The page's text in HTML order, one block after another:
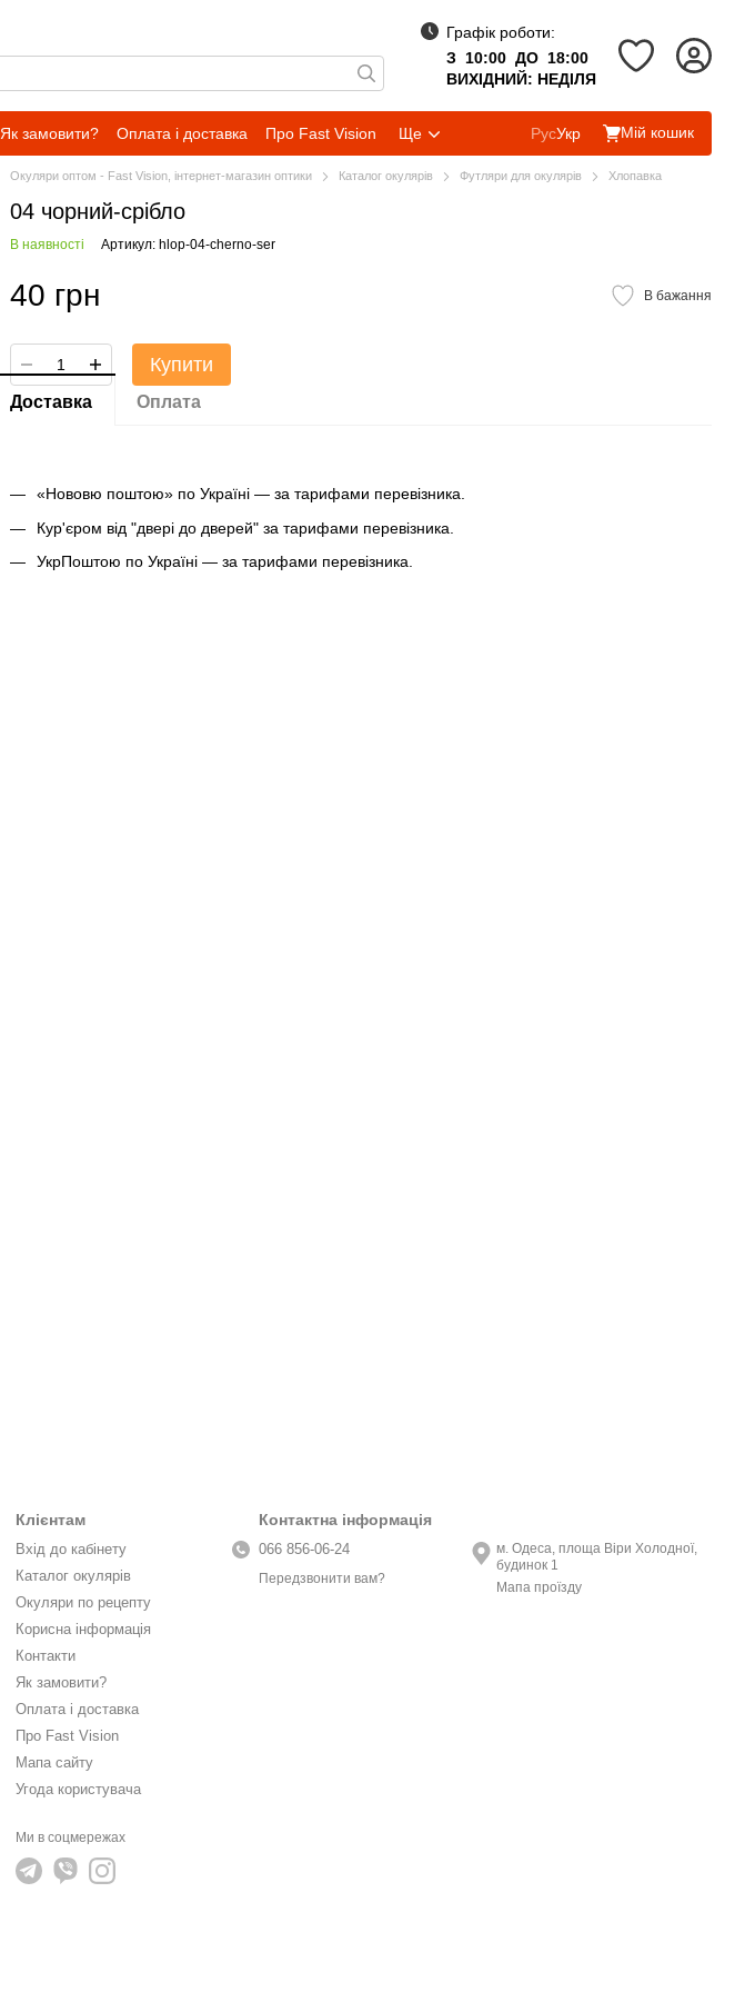
Графік роботи:
З 10:00 ДО 18:00
ВИХІДНИЙ: НЕДІЛЯ
Як замовити? Оплата і доставка Про Fast Vision Ще РусУкр Мій кошик
Окуляри оптом - Fast Vision, інтернет-магазин оптики Каталог окулярів Футляри для окулярів Хлопавка
04 чорний-срібло
В наявності Артикул: hlop-04-cherno-ser
40 грн В бажання
Купити
Доставка Оплата
«Нововю поштою» по Україні — за тарифами перевізника.
Кур'єром від "двері до дверей" за тарифами перевізника.
УкрПоштою по Україні — за тарифами перевізника.
Клієнтам
Вхід до кабінету
Каталог окулярів
Окуляри по рецепту
Корисна інформація
Контакти
Як замовити?
Оплата і доставка
Про Fast Vision
Мапа сайту
Угода користувача
Ми в соцмережах
Контактна інформація
066 856-06-24
Передзвонити вам?
м. Одеса, площа Віри Холодної,
будинок 1
Мапа проїзду